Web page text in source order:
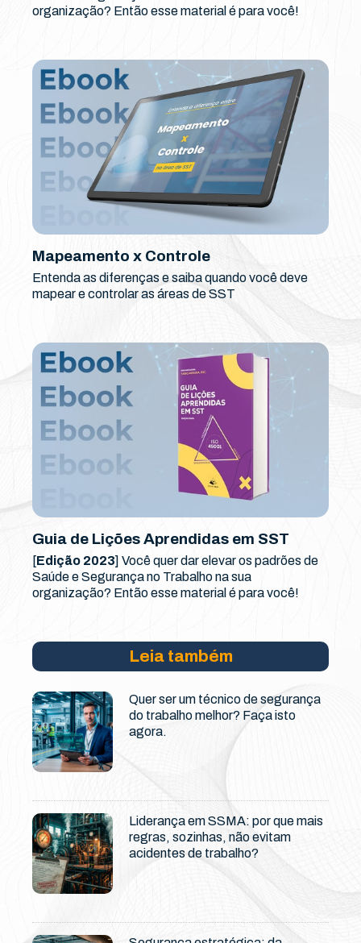
organização? Então esse material é para você!
Mapeamento x Controle
Entenda as diferenças e saiba quando você deve
mapear e controlar as áreas de SST
Guia de Lições Aprendidas em SST
[Edição 2023] Você quer dar elevar os padrões de
Saúde e Segurança no Trabalho na sua
organização? Então esse material é para você!
Leia também
Quer ser um técnico de segurança
do trabalho melhor? Faça isto
agora.
Liderança em SSMA: por que mais
regras, sozinhas, não evitam
acidentes de trabalho?